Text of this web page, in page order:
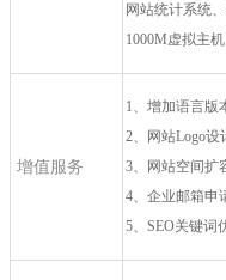
网站统计系统
1000M虚拟主机
增值服务
1、增加语言版
2、网站Logo设
3、网站空间扩
4、企业邮箱申
5、SEO关键词